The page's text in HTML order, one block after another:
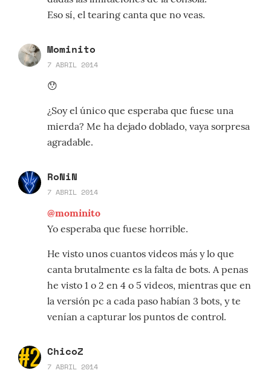
Eso sí, el tearing canta que no veas.
Mominito
7 ABRIL 2014
😯
¿Soy el único que esperaba que fuese una
mierda? Me ha dejado doblado, vaya sorpresa
agradable.
RoNiN
7 ABRIL 2014
@mominito
Yo esperaba que fuese horrible.
He visto unos cuantos videos más y lo que
canta brutalmente es la falta de bots. A penas
he visto 1 o 2 en 4 o 5 videos, mientras que en
la versión pc a cada paso habían 3 bots, y te
venían a capturar los puntos de control.
ChicoZ
7 ABRIL 2014